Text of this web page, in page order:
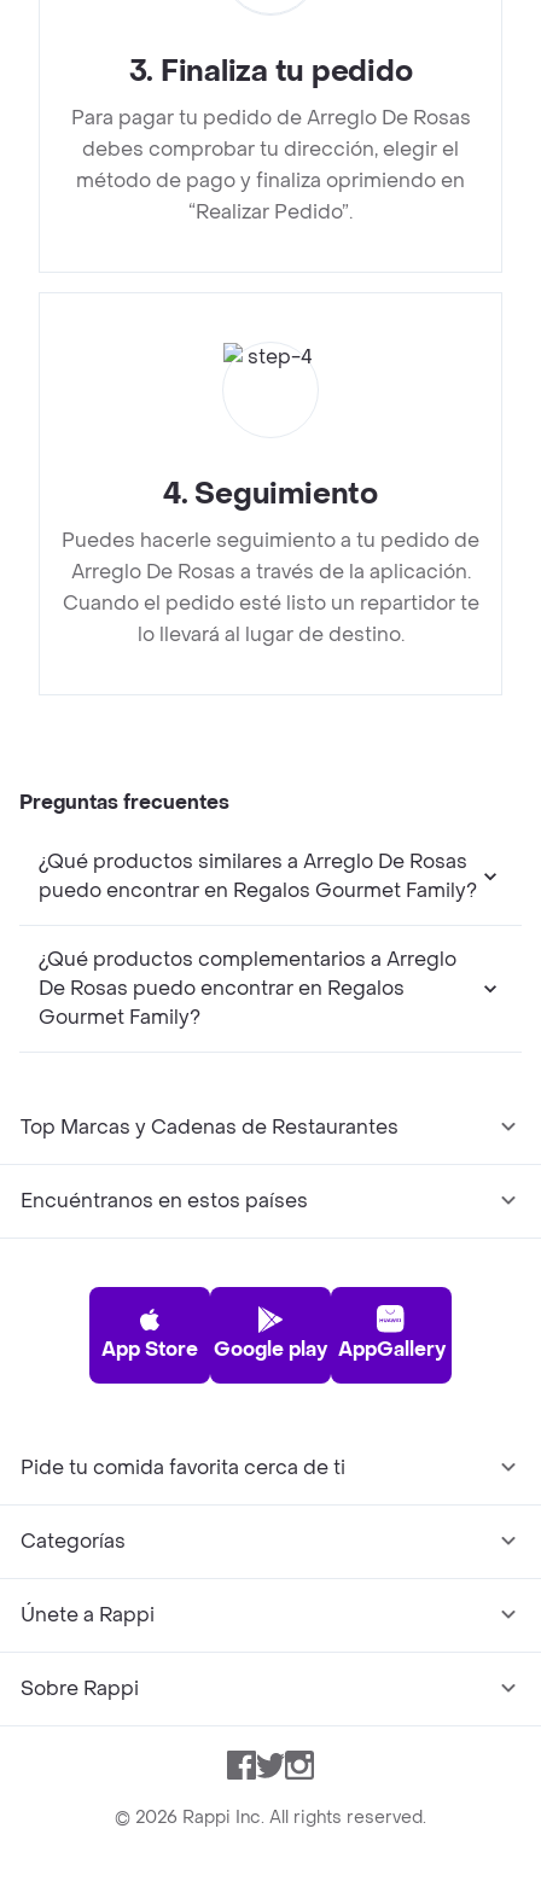
3. Finaliza tu pedido
Para pagar tu pedido de Arreglo De Rosas
debes comprobar tu dirección, elegir el
método de pago y finaliza oprimiendo en
“Realizar Pedido”.
4. Seguimiento
Puedes hacerle seguimiento a tu pedido de
Arreglo De Rosas a través de la aplicación.
Cuando el pedido esté listo un repartidor te
lo llevará al lugar de destino.
Preguntas frecuentes
¿Qué productos similares a Arreglo De Rosas
puedo encontrar en Regalos Gourmet Family?
¿Qué productos complementarios a Arreglo
De Rosas puedo encontrar en Regalos
Gourmet Family?
Top Marcas y Cadenas de Restaurantes
Encuéntranos en estos países
App Store Google play AppGallery
Pide tu comida favorita cerca de ti
Categorías
Únete a Rappi
Sobre Rappi
Facebook
TwitterInstagram
© 2026 Rappi Inc. All rights reserved.